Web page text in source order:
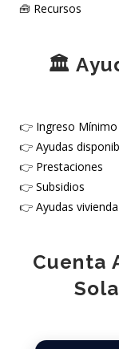
🧰 Recursos
🏛️
👉 Ingreso Mínimo
👉 Ayudas
👉 Prestaciones
👉 Subsidios
👉 Ayudas vivienda
Cuenta